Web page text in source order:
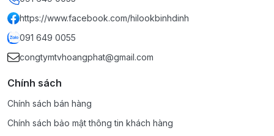
Dải tần số
Băng thông của kênh
Giao thức
Giao thức giao diện
Mạng có dây
RJ45 x 1(10M/100M Cổng
https://www.facebook.com/hilookbinhdinh
091 649 0055
congtymtvhoangphat@gmail.com
Chính sách
Chính sách bán hàng
Chính sách bảo mật thông tin khách hàng